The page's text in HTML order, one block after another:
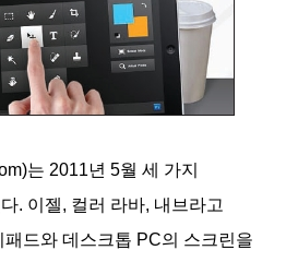
는 2011년 5월 세 가지
. 이젤, 컬러 라바, 내브라고
드와 데스크톱 PC의 스크린을